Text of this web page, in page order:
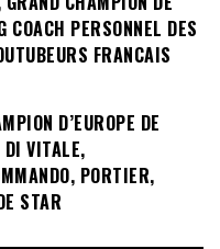
CHAMPION DE
PERSONNEL DES
D’EUROPE DE
VITALE,
PORTIER,